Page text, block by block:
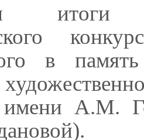
итоги
в
имени А.М.